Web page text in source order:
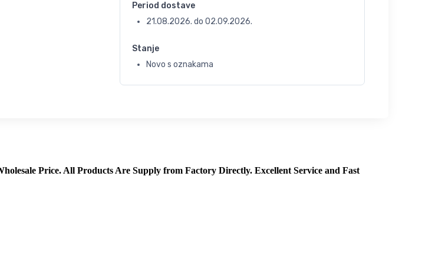
Period dostave
21.08.2026. do 02.09.2026.
Stanje
Novo s oznakama